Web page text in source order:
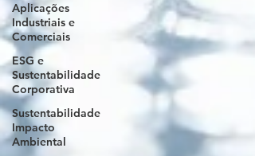
Aplicações
Industriais e
Comerciais
ESG e
Sustentabilidade
Corporativa
Sustentabilidade
Impacto
Ambiental